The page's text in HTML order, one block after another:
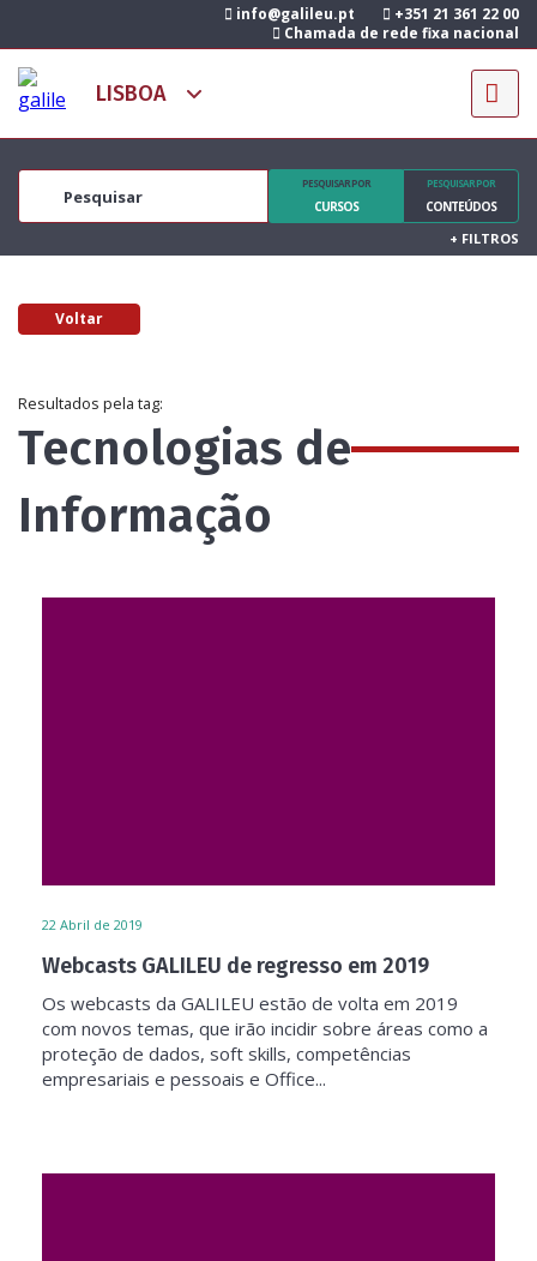
info@galileu.pt
+351 21 361 22 00
Chamada de rede fixa nacional
PESQUISAR POR
CURSOS
PESQUISAR POR
CONTEÚDOS
+ FILTROS
Voltar
Resultados pela tag:
Tecnologias de
Informação
22 Abril de 2019
Webcasts GALILEU de regresso em 2019
Os webcasts da GALILEU estão de volta em 2019
com novos temas, que irão incidir sobre áreas como a
proteção de dados, soft skills, competências
empresariais e pessoais e Office...